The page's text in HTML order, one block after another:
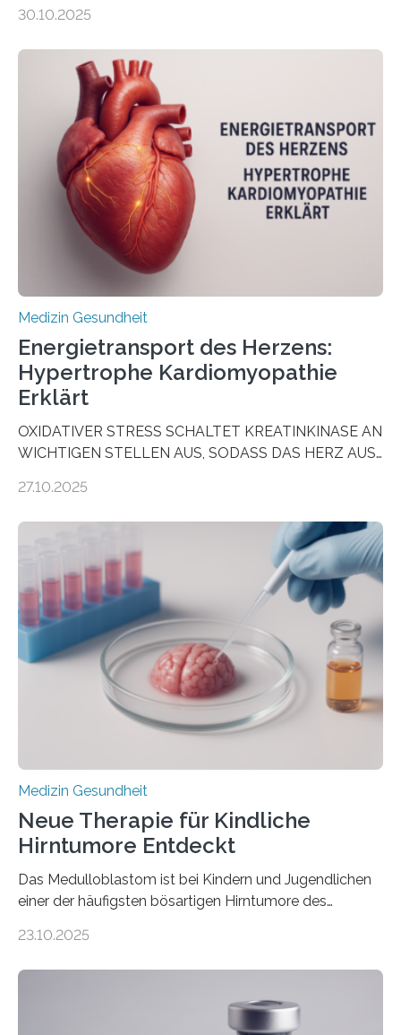
behandelt werden kann. In ihrer aktuellen Studie,
Oncology, zeigen die Forschenden, dass Mini-Tumore
aus Gewebe von Patientinnen und Patienten –
sogenannte Organoide – genutzt werden können, um
vorab zu prüfen, welche Medikamente am besten
wirken. Dabei wurde ein Eiweiß identifiziert, das künftig
als Biomarker für die Wahl der passenden Therapie
dienen könnte. Darmkrebs zählt weltweit zu den
häufigsten Krebsarten und stellt…
30.10.2025
Medizin Gesundheit
Energietransport des Herzens:
Hypertrophe Kardiomyopathie
Erklärt
OXIDATIVER STRESS SCHALTET KREATINKINASE AN
WICHTIGEN STELLEN AUS, SODASS DAS HERZ AUS
aus dem Deutschen Zentrum für Herzinsuffizienz
im Journal Circulation, warum der Energietransport bei
der Hypertrophen Kardiomyopathie (HCM) versagen
kann und wie sich durch eine Verringerung der
Herzbelastung und des oxidativen Stresses
Rhythmusstörungen reduzieren lassen. Würzburg. Die
hypertrophe Kardiomyopathie (HCM) ist die häufigste
erblich bedingte Herzerkrankung. Sie führt dazu, dass
sich die linke Herzkammer verdickt, der Herzmuskel zu
stark kontrahiert…
27.10.2025
Medizin Gesundheit
Neue Therapie für Kindliche
Hirntumore Entdeckt
Das Medulloblastom ist bei Kindern und Jugendlichen
einer der häufigsten bösartigen Hirntumore des
Betroffenen können mit heutigen Methoden geheilt
Dringend benötigt werden zielgerichtete Therapien, die
nur Tumorschwachstellen angreifen und normales
23.10.2025